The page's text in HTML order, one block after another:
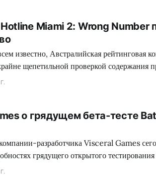
Mirror`s Edge, хотя сами
Miami 2: Wrong Number
известно, Австралийская рейтинговая
щепетильной проверкой содержания
игровая индустрия, подвергает
Так сказать, под нож могло попасть
о грядущем бета-тесте
разработчика Visceral Games
грядущего открытого
Battlefield: Hardline, а также поделились